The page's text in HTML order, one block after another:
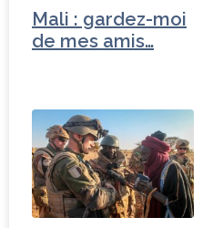
Mali : gardez-moi
de mes amis…